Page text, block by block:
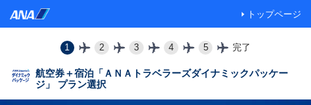
トップページ
1 2 3 4 5 完了
航空券＋宿泊「ＡＮＡトラベラーズダイナミックパッケー
ジ」 プラン選択